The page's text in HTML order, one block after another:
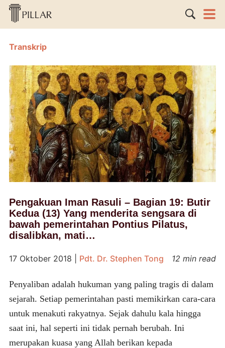
Transkrip
Pengakuan Iman Rasuli – Bagian 19: Butir
Kedua (13) Yang menderita sengsara di
bawah pemerintahan Pontius Pilatus,
disalibkan, mati…
17 Oktober 2018 Pdt. Dr. Stephen Tong 12 min read
Penyaliban adalah hukuman yang paling tragis di dalam
sejarah. Setiap pemerintahan pasti memikirkan cara-cara
untuk menakuti rakyatnya. Sejak dahulu kala hingga
saat ini, hal seperti ini tidak pernah berubah. Ini
merupakan kuasa yang Allah berikan kepada